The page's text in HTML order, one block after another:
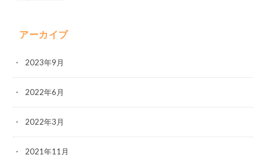
アーカイブ
2023年9月
2022年6月
2022年3月
2021年11月